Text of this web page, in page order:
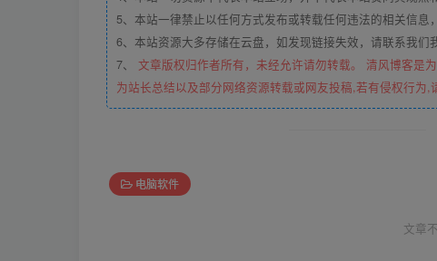
5、本站一律禁止以任何方式发布或转载任何违法的相关信息
6、本站资源大多存储在云盘，如发现链接失效，请联系我们
7、 文章版权归作者所有，未经允许请勿转载。 清风博客是
为站长总结以及部分网络资源转载或网友投稿,若有侵权行为,
电脑软件
文章